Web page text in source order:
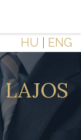
HU ENG
LAJOS